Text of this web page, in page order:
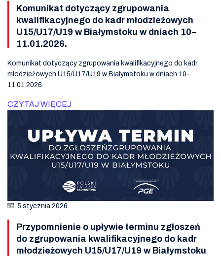
Komunikat dotyczący zgrupowania
kwalifikacyjnego do kadr młodzieżowych
U15/U17/U19 w Białymstoku w dniach 10–
11.01.2026.
Komunikat dotyczący zgrupowania kwalifikacyjnego do kadr
młodzieżowych U15/U17/U19 w Białymstoku w dniach 10–
11.01.2026.
CZYTAJ WIĘCEJ
5 stycznia 2026
Przypomnienie o upływie terminu zgłoszeń
do zgrupowania kwalifikacyjnego do kadr
młodzieżowych U15/U17/U19 w Białymstoku